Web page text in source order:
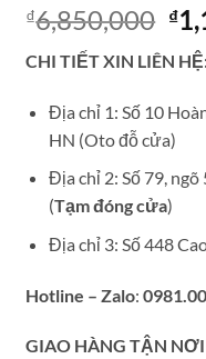
₫6,850,000
gốc
là:
₫
CHI TIẾT XIN LIÊN
Địa chỉ 1: Số 10
HN (Oto đỗ cửa)
Địa chỉ 2: Số 79,
(Tạm đóng cửa)
Địa chỉ 3: Số 448
Hotline – Zalo:
GIAO HÀNG TẬN